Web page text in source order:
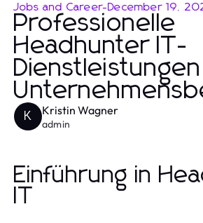
Jobs and Career-December 19,
Professionelle
Headhunter IT-
K Kristin Wagner
admin
Einführung in
IT